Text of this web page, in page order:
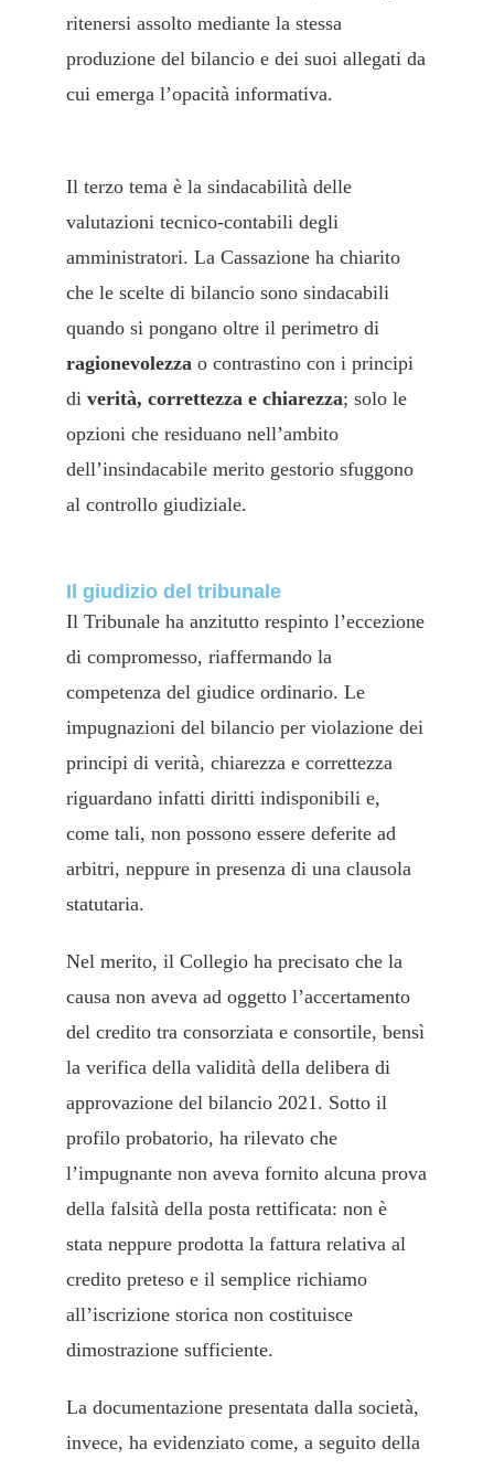
ritenersi assolto mediante la stessa
produzione del bilancio e dei suoi allegati da
cui emerga l’opacità informativa.
Il terzo tema è la sindacabilità delle
valutazioni tecnico-contabili degli
amministratori. La Cassazione ha chiarito
che le scelte di bilancio sono sindacabili
quando si pongano oltre il perimetro di
ragionevolezza o contrastino con i principi
di verità, correttezza e chiarezza; solo le
opzioni che residuano nell’ambito
dell’insindacabile merito gestorio sfuggono
al controllo giudiziale.
Il giudizio del tribunale
Il Tribunale ha anzitutto respinto l’eccezione
di compromesso, riaffermando la
competenza del giudice ordinario. Le
impugnazioni del bilancio per violazione dei
principi di verità, chiarezza e correttezza
riguardano infatti diritti indisponibili e,
come tali, non possono essere deferite ad
arbitri, neppure in presenza di una clausola
statutaria.
Nel merito, il Collegio ha precisato che la
causa non aveva ad oggetto l’accertamento
del credito tra consorziata e consortile, bensì
la verifica della validità della delibera di
approvazione del bilancio 2021. Sotto il
profilo probatorio, ha rilevato che
l’impugnante non aveva fornito alcuna prova
della falsità della posta rettificata: non è
stata neppure prodotta la fattura relativa al
credito preteso e il semplice richiamo
all’iscrizione storica non costituisce
dimostrazione sufficiente.
La documentazione presentata dalla società,
invece, ha evidenziato come, a seguito della